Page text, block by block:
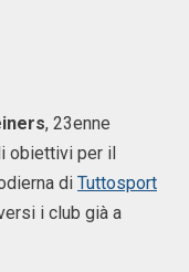
, 23enne
obiettivi per il
di Tuttosport
i club già a